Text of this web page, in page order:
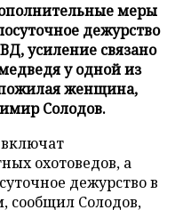
меры
дежурство
усиление связано
у одной из
женщина,
Солодов.
охотоведов, а
дежурство в
сообщил Солодов,